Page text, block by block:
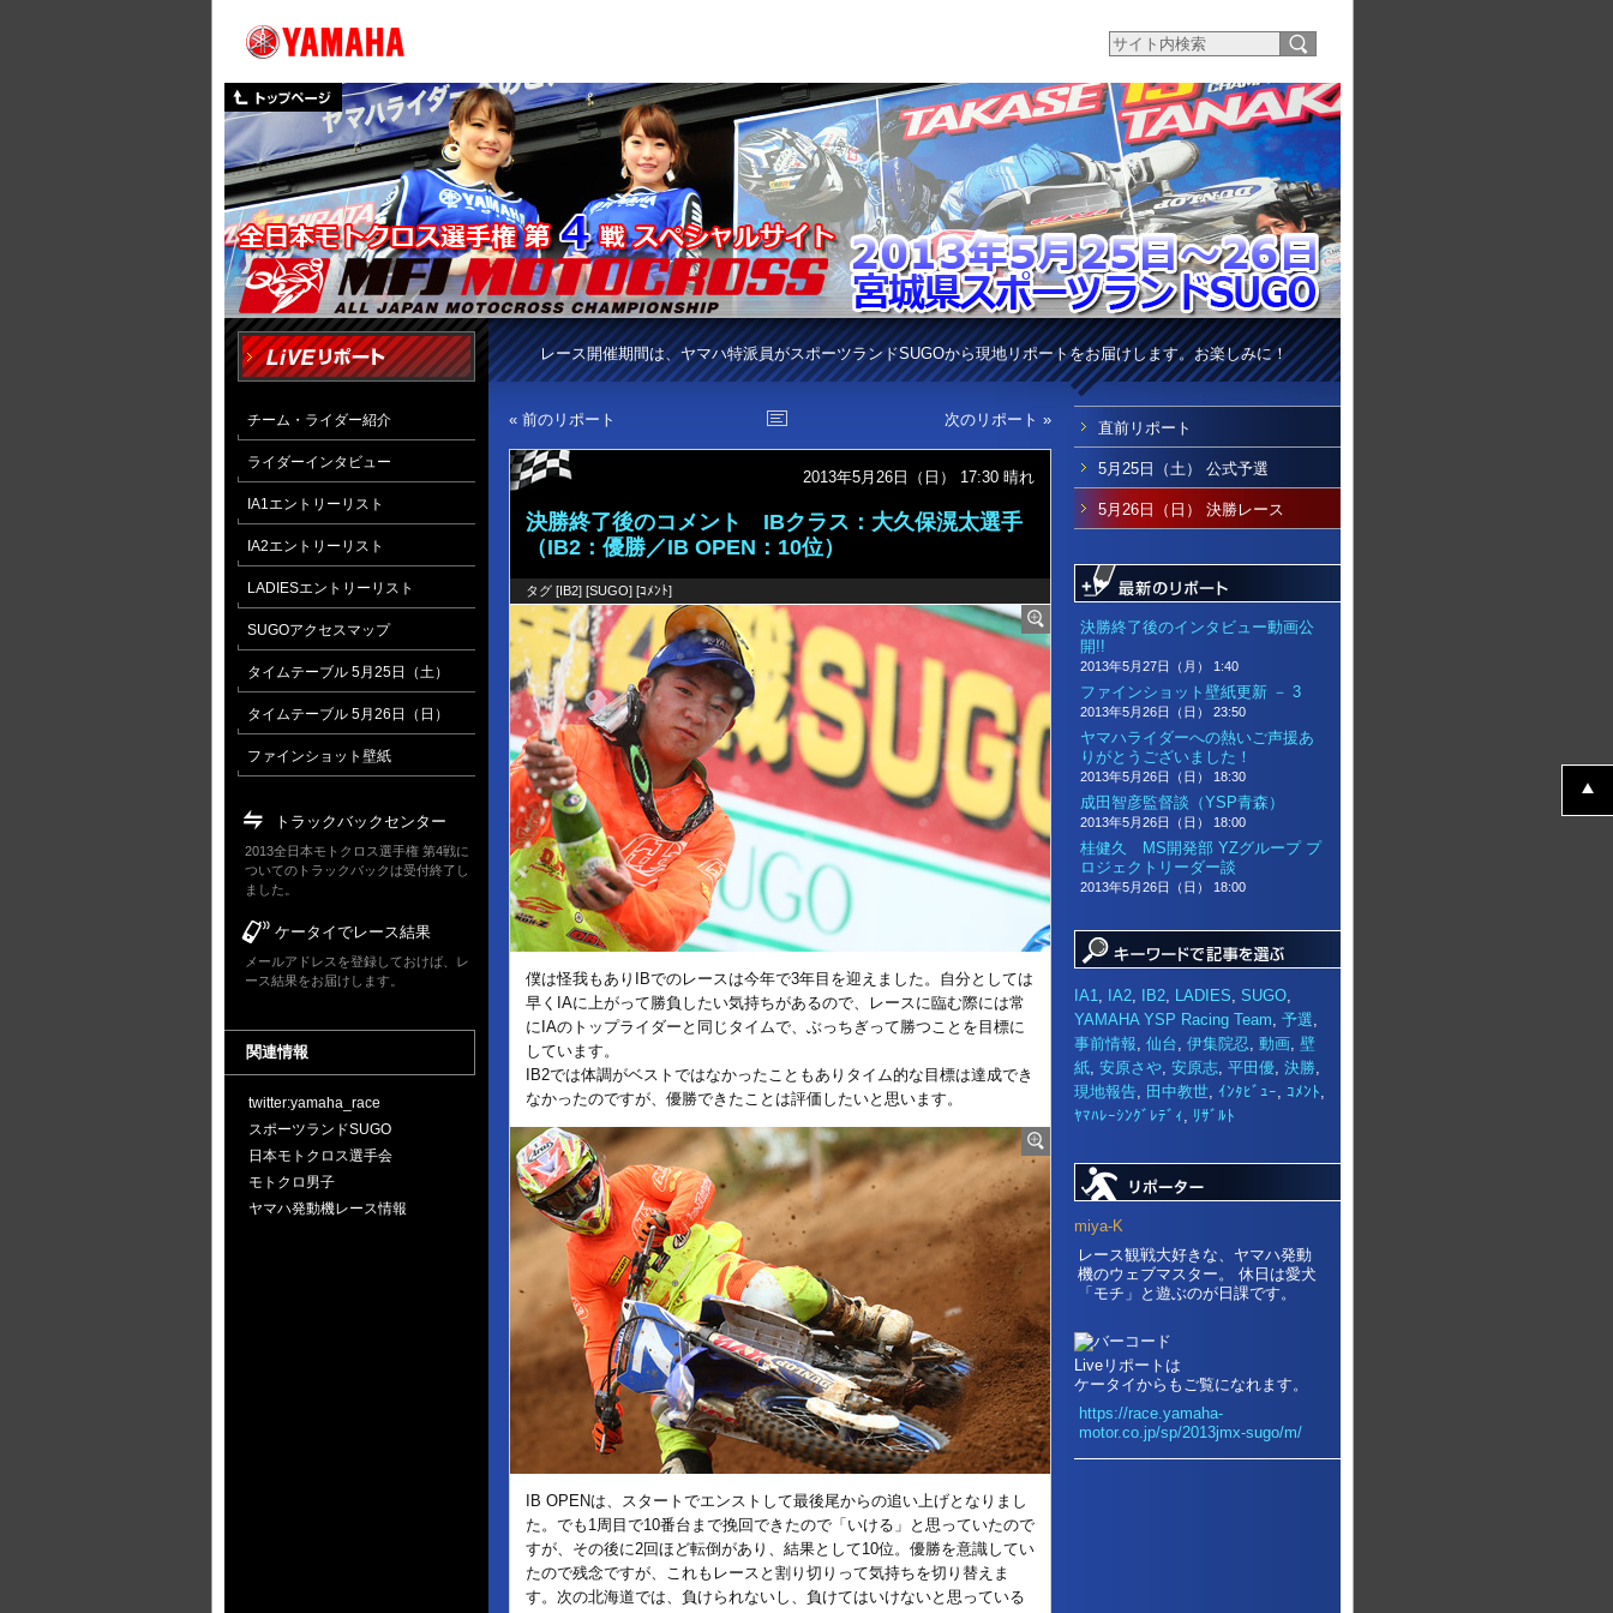
レース開催期間は、ヤマハ特派員がスポーツランドSUGOから現地リポートをお届けします。お楽しみに！
« 前のリポート 次のリポート »
2013年5月26日（日） 17:30 晴れ
決勝終了後のコメント IBクラス：大久保滉太選手
（IB2：優勝／IB OPEN：10位）
タグ [IB2] [SUGO] [ｺﾒﾝﾄ]
僕は怪我もありIBでのレースは今年で3年目を迎えました。自分としては
早くIAに上がって勝負したい気持ちがあるので、レースに臨む際には常
にIAのトップライダーと同じタイムで、ぶっちぎって勝つことを目標に
しています。
IB2では体調がベストではなかったこともありタイム的な目標は達成でき
なかったのですが、優勝できたことは評価したいと思います。
IB OPENは、スタートでエンストして最後尾からの追い上げとなりまし
た。でも1周目で10番台まで挽回できたので「いける」と思っていたので
すが、その後に2回ほど転倒があり、結果として10位。優勝を意識してい
たので残念ですが、これもレースと割り切りって気持ちを切り替えま
す。次の北海道では、負けられないし、負けてはいけないと思っている
直前リポート
5月25日（土） 公式予選
5月26日（日） 決勝レース
決勝終了後のインタビュー動画公
開!!
2013年5月27日（月） 1:40
ファインショット壁紙更新 － 3
2013年5月26日（日） 23:50
ヤマハライダーへの熱いご声援あ
りがとうございました！
2013年5月26日（日） 18:30
成田智彦監督談（YSP青森）
2013年5月26日（日） 18:00
桂健久 MS開発部 YZグループ プ
ロジェクトリーダー談
2013年5月26日（日） 18:00
IA1, IA2, IB2, LADIES, SUGO,
YAMAHA YSP Racing Team, 予選,
事前情報, 仙台, 伊集院忍, 動画, 壁
紙, 安原さや, 安原志, 平田優, 決勝,
現地報告, 田中教世, ｲﾝﾀﾋﾞｭｰ, ｺﾒﾝﾄ,
ﾔﾏﾊﾚｰｼﾝｸﾞﾚﾃﾞｨ , ﾘｻﾞﾙﾄ
miya-K
レース観戦大好きな、ヤマハ発動
機のウェブマスター。 休日は愛犬
「モチ」と遊ぶのが日課です。
Liveリポートは
ケータイからもご覧になれます。
https://race.yamaha-
motor.co.jp/sp/2013jmx-sugo/m/
チーム・ライダー紹介
ライダーインタビュー
IA1エントリーリスト
IA2エントリーリスト
LADIESエントリーリスト
SUGOアクセスマップ
タイムテーブル 5月25日（土）
タイムテーブル 5月26日（日）
ファインショット壁紙
トラックバックセンター
2013全日本モトクロス選手権 第4戦に
ついてのトラックバックは受付終了し
ました。
ケータイでレース結果
メールアドレスを登録しておけば、レ
ース結果をお届けします。
関連情報
twitter:yamaha_race
スポーツランドSUGO
日本モトクロス選手会
モトクロ男子
ヤマハ発動機レース情報